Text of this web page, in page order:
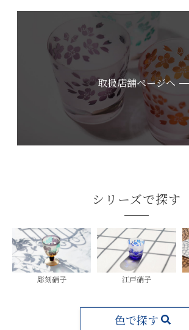
取扱店舗ページへ
シリーズで探す
彫刻硝子 江戸硝子
色で探す